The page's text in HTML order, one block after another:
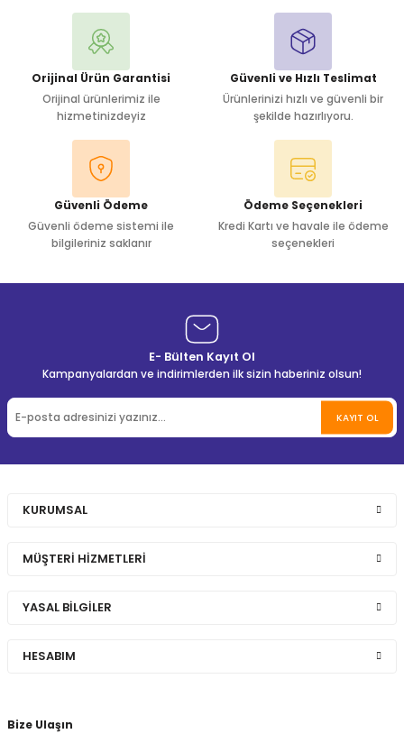
Orijinal Ürün Garantisi
Orijinal ürünlerimiz ile
hizmetinizdeyiz
Güvenli ve Hızlı Teslimat
Ürünlerinizi hızlı ve güvenli bir
şekilde hazırlıyoru.
Güvenli Ödeme
Güvenli ödeme sistemi ile
bilgileriniz saklanır
Ödeme Seçenekleri
Kredi Kartı ve havale ile ödeme
seçenekleri
E- Bülten Kayıt Ol
Kampanyalardan ve indirimlerden ilk sizin haberiniz olsun!
KAYIT OL
Bize Ulaşın
KURUMSAL
MÜŞTERİ HİZMETLERİ
YASAL BİLGİLER
HESABIM